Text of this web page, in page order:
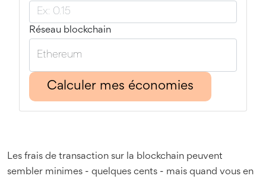
Réseau blockchain
Calculer mes économies
Les frais de transaction sur la blockchain peuvent
sembler minimes - quelques cents - mais quand vous en